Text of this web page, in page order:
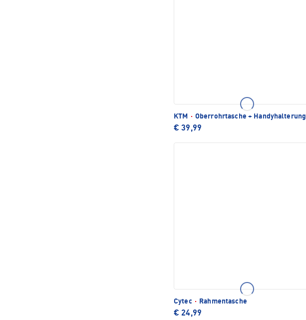
KTM · Oberrohrtasche + Handyhalterung
€ 39,99
Cytec · Rahmentasche
€ 24,99